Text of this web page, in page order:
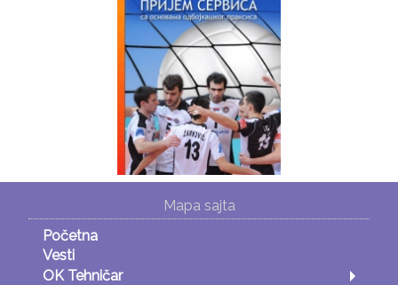
Mapa sajta
Početna
Vesti
OK Tehničar